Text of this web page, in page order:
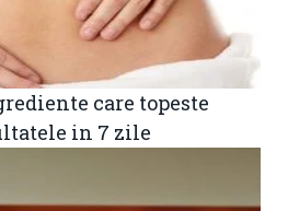
care topeste
in 7 zile